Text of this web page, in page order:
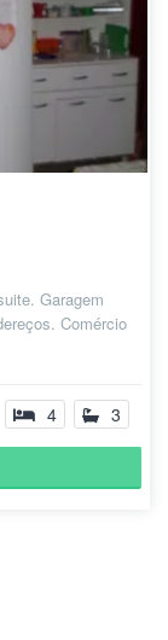
Garagem
Comércio
4 3